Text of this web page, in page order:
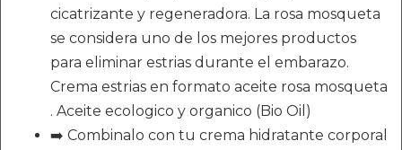
cicatrizante y regeneradora. La rosa mosqueta
se considera uno de los mejores productos
para eliminar estrias durante el embarazo.
Crema estrias en formato aceite rosa mosqueta
. Aceite ecologico y organico (Bio Oil)
➡️ Combinalo con tu crema hidratante corporal